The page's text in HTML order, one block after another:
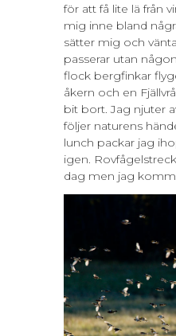
för att få lite lä från
mig inne bland
sätter mig och
passerar utan
flock bergfinkar
åkern och en
bit bort. Jag njuter
följer naturens
lunch packar jag
igen.
dag men jag